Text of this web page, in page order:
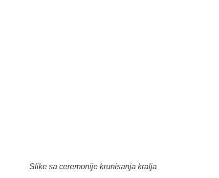
Slike sa ceremonije krunisanja kralja